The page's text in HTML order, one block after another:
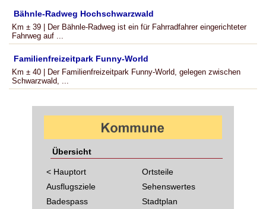
Bähnle-Radweg Hochschwarzwald
Km ± 39 | Der Bähnle-Radweg ist ein für Fahrradfahrer eingerichteter
Fahrweg auf ...
Familienfreizeitpark Funny-World
Km ± 40 | Der Familienfreizeitpark Funny-World, gelegen zwischen
Schwarzwald, ...
Übersicht
< Hauptort
Ausflugsziele
Badespass
Ortsteile
Sehenswertes
Stadtplan